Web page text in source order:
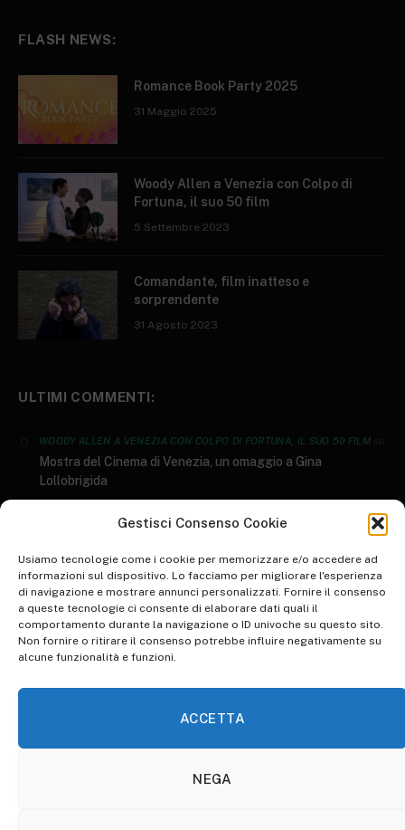
Gestisci Consenso Cookie
Usiamo tecnologie come i cookie per memorizzare e/o accedere ad
informazioni sul dispositivo. Lo facciamo per migliorare l'esperienza
di navigazione e mostrare annunci personalizzati. Fornire il consenso
a queste tecnologie ci consente di elaborare dati quali il
comportamento durante la navigazione o ID univoche su questo sito.
Non fornire o ritirare il consenso potrebbe influire negativamente su
alcune funzionalità e funzioni.
ACCETTA
NEGA
FLASH NEWS:
Romance Book Party 2025
31 Maggio 2025
Woody Allen a Venezia con Colpo di
Fortuna, il suo 50 film
5 Settembre 2023
Comandante, film inatteso e
sorprendente
31 Agosto 2023
ULTIMI COMMENTI:
WOODY ALLEN A VENEZIA CON COLPO DI FORTUNA, IL SUO 50 FILM
Mostra del Cinema di Venezia, un omaggio a Gina
Lollobrigida
GENERI LETTERARI: AL SALONE DEL LIBRO ARRIVANO I DATI AIE 2023
I 10 libri più letti del 2022
WORLD ART DAY: RIFLESSIONE SULLO STATO DELL'ARTEsu
Inspire Your Heart with Art Day, una giornata d’arte
su
Guillermo Del Toro: la recensione​